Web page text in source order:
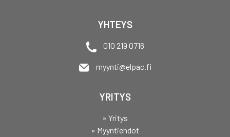
YHTEYS
010 219 0716
myynti@elpac.fi
YRITYS
» Yritys
» Myyntiehdot